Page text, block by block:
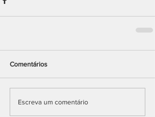
Comentários
Escreva um comentário